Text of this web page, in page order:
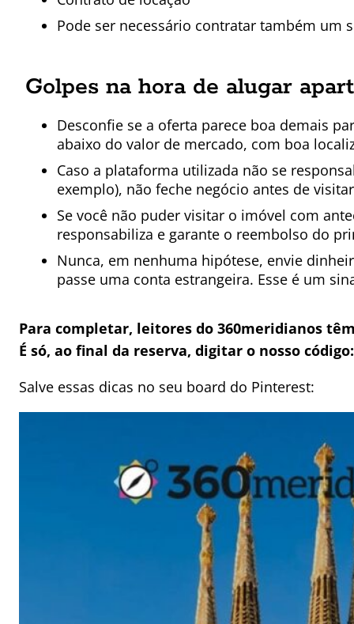
Pode ser necessário contratar também um
Golpes na hora de alugar
Desconfie se a oferta parece boa demais
abaixo do valor de mercado, com boa
Caso a plataforma utilizada não se
exemplo), não feche negócio antes de
Se você não puder visitar o imóvel com
responsabiliza e garante o reembolso do
Nunca, em nenhuma hipótese, envie
passe uma conta estrangeira. Esse é um
Para completar, leitores do 360meridianos
É só, ao final da reserva, digitar o nosso
Salve essas dicas no seu board do Pinterest: